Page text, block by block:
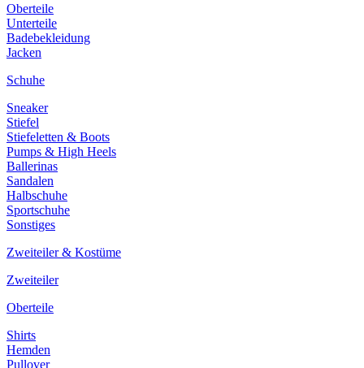
Oberteile
Unterteile
Badebekleidung
Jacken
Schuhe
Sneaker
Stiefel
Stiefeletten & Boots
Pumps & High Heels
Ballerinas
Sandalen
Halbschuhe
Sportschuhe
Sonstiges
Zweiteiler & Kostüme
Zweiteiler
Oberteile
Shirts
Hemden
Pullover